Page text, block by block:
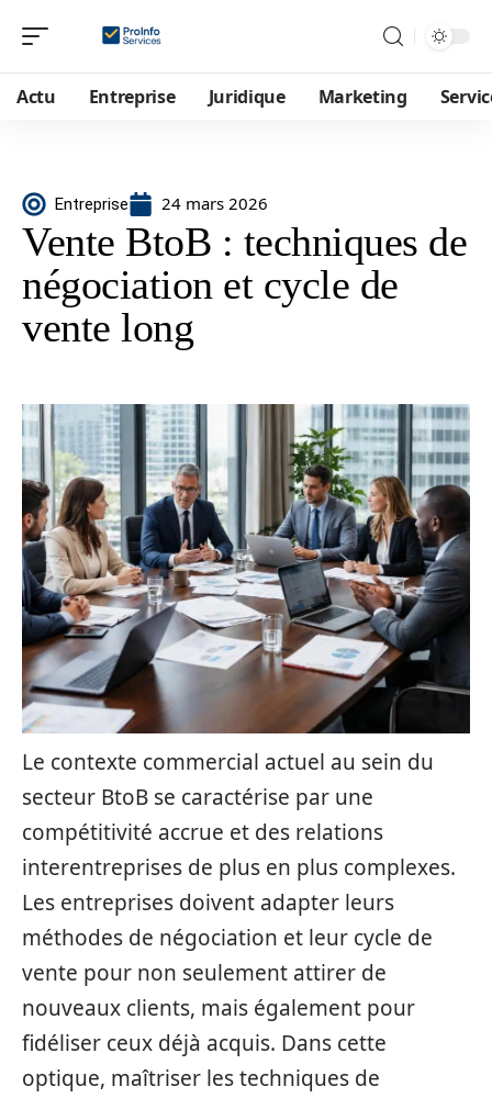
Actu Entreprise Juridique Marketing
Entreprise 24 mars 2026
Vente BtoB : techniques de
négociation et cycle de
vente long
Le contexte commercial actuel au sein du
secteur BtoB se caractérise par une
compétitivité accrue et des relations
interentreprises de plus en plus complexes.
Les entreprises doivent adapter leurs
méthodes de négociation et leur cycle de
vente pour non seulement attirer de
nouveaux clients, mais également pour
fidéliser ceux déjà acquis. Dans cette
optique, maîtriser les techniques de